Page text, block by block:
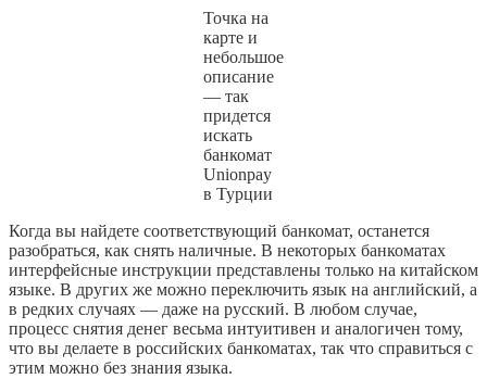
Точка на
карте и
небольшое
описание
— так
придется
искать
банкомат
Unionpay
в Турции
Когда вы найдете соответствующий банкомат, останется
разобраться, как снять наличные. В некоторых банкоматах
интерфейсные инструкции представлены только на китайском
языке. В других же можно переключить язык на английский, а
в редких случаях — даже на русский. В любом случае,
процесс снятия денег весьма интуитивен и аналогичен тому,
что вы делаете в российских банкоматах, так что справиться с
этим можно без знания языка.